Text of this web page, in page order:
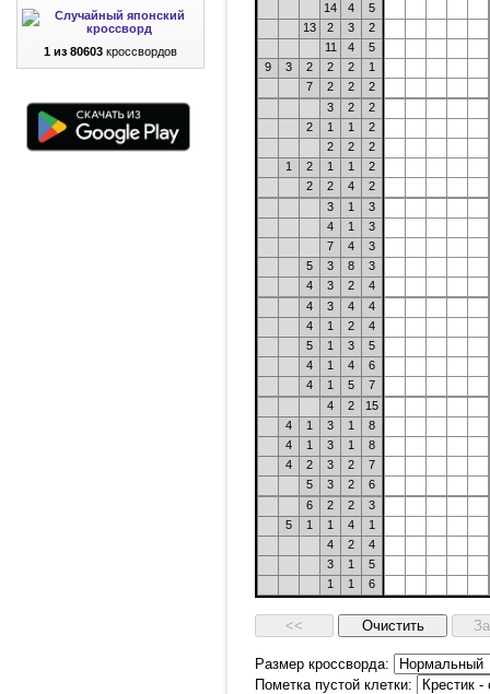
1 из 80603 кроссвордов
14
4
5
13
2 3
2
11
4
5
9
3 2 2 2
1
7
2 2
2
3
2
2
2
1 1
2
2
2
2
1
2 1 1
2
2
2 4
2
3
1
3
4
1
3
7
4
3
5
3 8
3
4
3 2
4
4
3 4
4
4
1 2
4
5
1 3
5
4
1 4
6
4
1 5
7
4
2
15
4
1 3 1
8
4
1 3 1
8
4
2 3 2
7
5
3 2
6
6
2 2
3
5
1 1 4
1
4
2
4
3
1
5
1
1 6
Размер кроссворда:
Пометка пустой клетки: